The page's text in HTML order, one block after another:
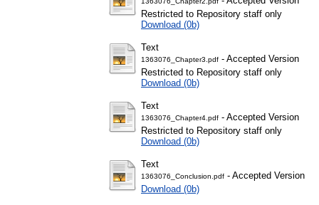
Restricted to Repository staff only
Download (0b)
Text
1363076_Chapter3.pdf - Accepted Version
Restricted to Repository staff only
Download (0b)
Text
1363076_Chapter4.pdf - Accepted Version
Restricted to Repository staff only
Download (0b)
Text
1363076_Conclusion.pdf - Accepted Version
Download (0b)